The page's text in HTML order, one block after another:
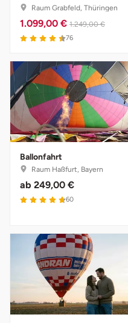
Raum Grabfeld, Thüringen
1.099,00 € 1.249,00 €
76
Ballonfahrt
Raum Haßfurt, Bayern
ab 249,00 €
60